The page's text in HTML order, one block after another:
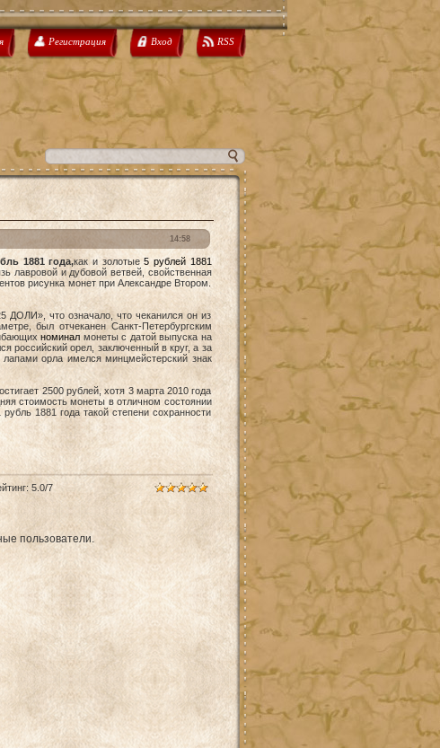
Регистрация Вход RSS
14:58
1881 года,как и золотые5 рублей 1881
лавровой и дубовой ветвей, свойственная
рисунка монет при Александре Втором.
что означало, что чеканился он из
был отчеканен Санкт-Петербургским
номинал монеты с датой выпуска на
российский орел, заключенный в круг, а за
орла имелся минцмейстерский знак
2500 рублей, хотя 3 марта 2010 года
стоимость монеты в отличном состоянии
1881 года такой степени сохранности
: 5.0/7
пользователи.